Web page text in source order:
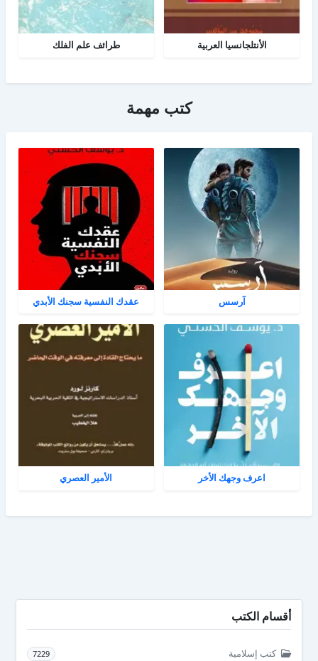
الأنتلجانسيا العربية طرائف علم الفلك
كتب مهمة
آرسس عقدك النفسية سجنك الأبدي
اعرف وجهك الأخر الأمير العصري
أقسام الكتب
كتب إسلامية 7229